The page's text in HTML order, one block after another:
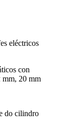
eléctricos
con
mm, 20 mm